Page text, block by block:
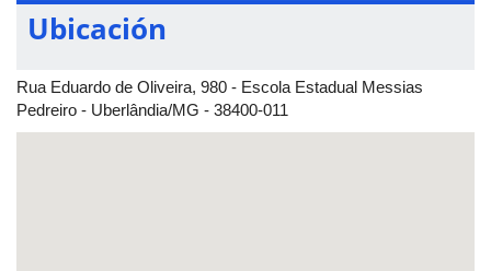
primeiro a todas as questões das quatro personagens.
Ubicación
Rua Eduardo de Oliveira, 980 - Escola Estadual Messias
Pedreiro - Uberlândia/MG - 38400-011